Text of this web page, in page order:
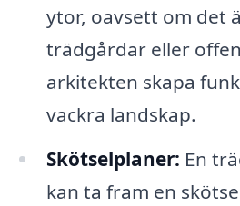
ytor, oavsett om det
trädgårdar eller
arkitekten skapa
vackra landskap.
Skötselplaner: En
kan ta fram en